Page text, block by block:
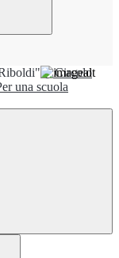
1° Circolo
una scuola